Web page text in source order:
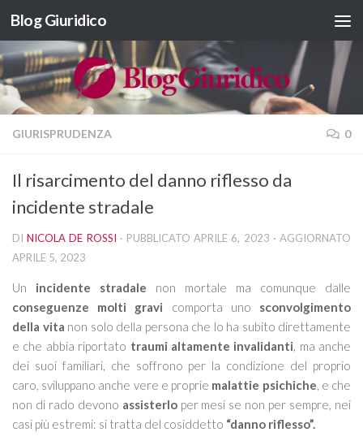
Salta al contenuto
Blog Giuridico
GIURISPRUDENZA 0
Il risarcimento del danno riflesso da
incidente stradale
DINICOLA DE ROSSI · PUBBLICATOAPRILE 6, 2023 · AGGIORNATO
APRILE 5, 2023
Un incidente stradale non mortale ma comunque dalle
conseguenze molti gravi comporta uno sconvolgimento
della vita non solo della persona che lo ha subito direttamente
e che abbia riportato traumi altamente invalidanti, ma anche
dei suoi familiari, che soffrono per la condizione del proprio
caro, sviluppano anche vere e proprie malattie psichiche, e che
non di rado devono assisterloper mesi se non per sempre, nei
casi più estremi: si tratta del cosiddetto “danno riflesso”.